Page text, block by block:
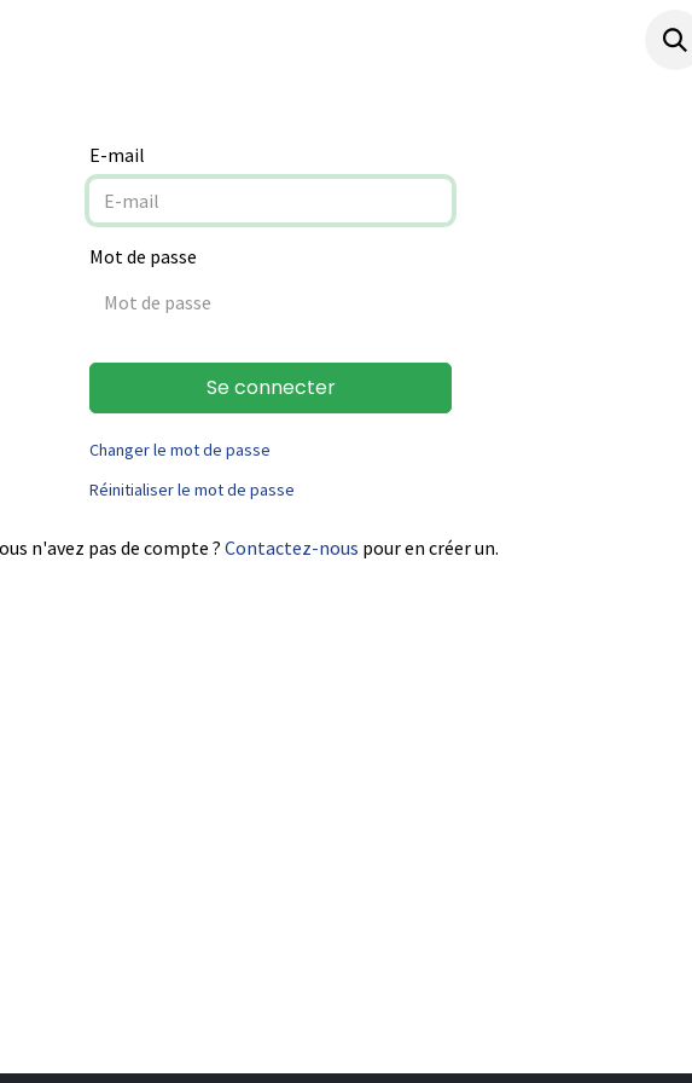
E-mail
Mot de passe
Se connecter
Changer le mot de passe
Réinitialiser le mot de passe
n'avez pas de compte ? Contactez-nous pour en créer un.